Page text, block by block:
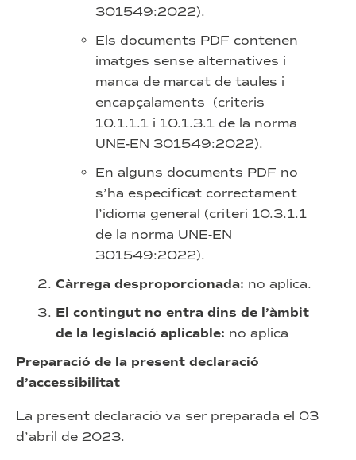
301549:2022).
Els documents PDF contenen
imatges sense alternatives i
manca de marcat de taules i
encapçalaments (criteris
10.1.1.1 i 10.1.3.1 de la norma
UNE-EN 301549:2022).
En alguns documents PDF no
s’ha especificat correctament
l’idioma general (criteri 10.3.1.1
de la norma UNE-EN
301549:2022).
Càrrega desproporcionada: no aplica.
El contingut no entra dins de l’àmbit
de la legislació aplicable: no aplica
Preparació de la present declaració
d’accessibilitat
La present declaració va ser preparada el 03
d’abril de 2023.